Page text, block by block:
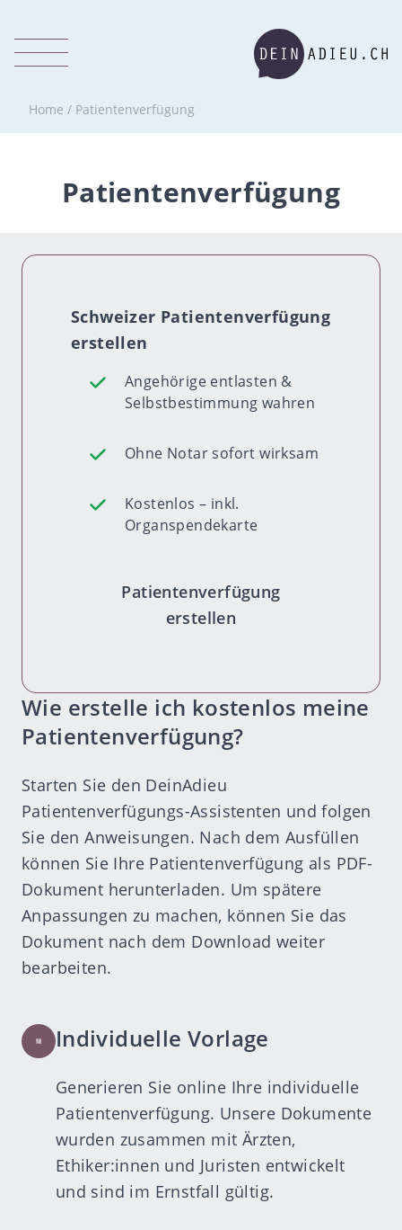
Home / Patientenverfügung
Patientenverfügung
Wie erstelle ich kostenlos meine
Patientenverfügung?
Starten Sie den DeinAdieu
Patientenverfügungs-Assistenten und folgen
Sie den Anweisungen. Nach dem Ausfüllen
können Sie Ihre Patientenverfügung als PDF-
Dokument herunterladen. Um spätere
Anpassungen zu machen, können Sie das
Dokument nach dem Download weiter
bearbeiten.
Individuelle Vorlage
Generieren Sie online Ihre individuelle
Patientenverfügung. Unsere Dokumente
wurden zusammen mit Ärzten,
Ethiker:innen und Juristen entwickelt
und sind im Ernstfall gültig.
Schweizer Patientenverfügung
erstellen
Angehörige entlasten &
Selbstbestimmung wahren
Ohne Notar sofort wirksam
Kostenlos – inkl.
Organspendekarte
Patientenverfügung
erstellen